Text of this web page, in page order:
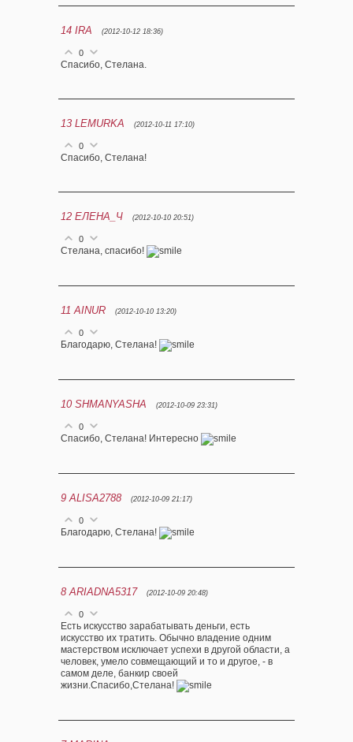
14 IRA (2012-10-12 18:36)
0
Спасибо, Стелана.
13 LEMURKA (2012-10-11 17:10)
0
Спасибо, Стелана!
12 ЕЛЕНА_Ч (2012-10-10 20:51)
0
Стелана, спасибо!
11 AINUR (2012-10-10 13:20)
0
Благодарю, Стелана!
10 SHMANYASHA (2012-10-09 23:31)
0
Спасибо, Стелана! Интересно
9 ALISA2788 (2012-10-09 21:17)
0
Благодарю, Стелана!
8 ARIADNA5317 (2012-10-09 20:48)
0
Есть искусство зарабатывать деньги, есть
искусство их тратить. Обычно владение одним
мастерством исключает успехи в другой области, а
человек, умело совмещающий и то и другое, - в
самом деле, банкир своей
жизни.Спасибо,Стелана!